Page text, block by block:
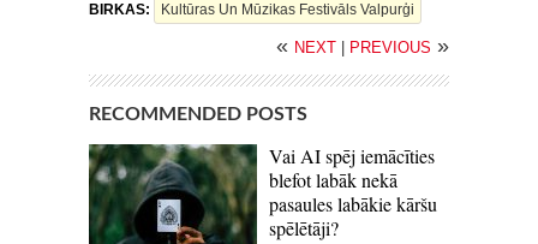
BIRKAS: Kultūras Un Mūzikas Festivāls Valpurģi
« NEXT PREVIOUS »
RECOMMENDED POSTS
Vai AI spēj iemācīties
blefot labāk nekā
pasaules labākie kāršu
spēlētāji?